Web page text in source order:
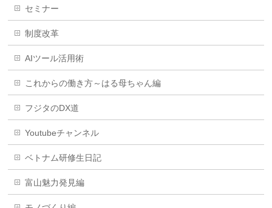
セミナー
制度改革
AIツール活用術
これからの働き方～はる母ちゃん編
フジタのDX道
Youtubeチャンネル
ベトナム研修生日記
富山魅力発見編